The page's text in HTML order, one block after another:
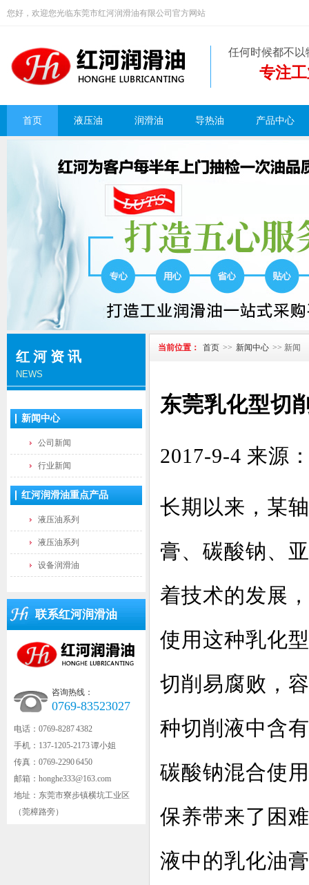
您好，欢迎您光临东莞市红河润滑油有限公司官方网站
任何时候都不
专注
首页 液压油 润滑油 导热油 产品中心
红河资讯
NEWS
新闻中心
公司新闻
行业新闻
红河润滑油重点产品
液压油系列
液压油系列
设备润滑油
联系红河润滑油
咨询热线：
0769-83523027
电话：0769-8287 4382
手机：137-1205-2173 谭小姐
传真：0769-2290 6450
邮箱：honghe333@163.com
地址：东莞市寮步镇横坑工业区
（莞樟路旁）
当前位置： 首页 >> 新闻中心 >> 新闻
东莞乳化型切
2017-9-4 来源
长期以来，某
膏、碳酸钠、
着技术的发展
使用这种乳化
切削易腐败，
种切削液中含
碳酸钠混合使
保养带来了困
液中的乳化油